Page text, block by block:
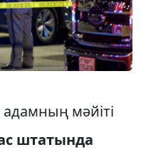
адамның мәйіті
штатында